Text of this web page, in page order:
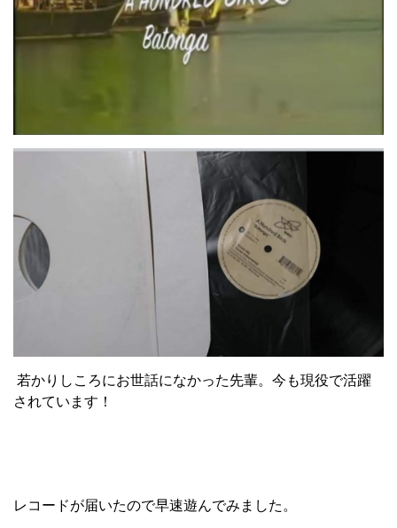
若かりしころにお世話になかった先輩。今も現役で活躍
されています！
レコードが届いたので早速遊んでみました。